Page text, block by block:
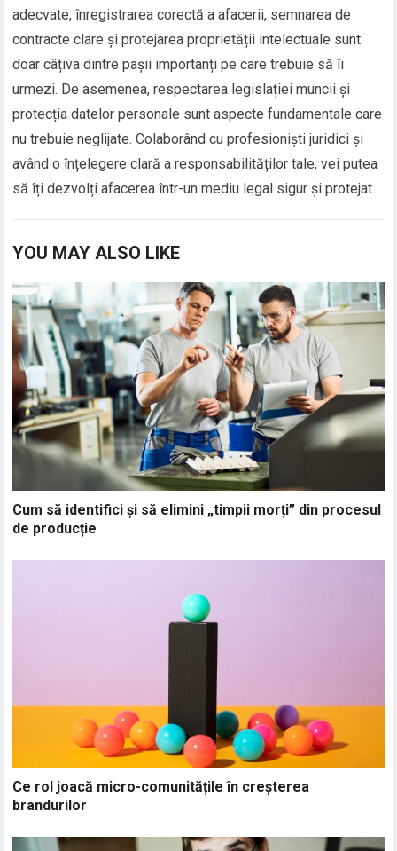
adecvate, înregistrarea corectă a afacerii, semnarea de
contracte clare și protejarea proprietății intelectuale sunt
doar câțiva dintre pașii importanți pe care trebuie să îi
urmezi. De asemenea, respectarea legislației muncii și
protecția datelor personale sunt aspecte fundamentale care
nu trebuie neglijate. Colaborând cu profesioniști juridici și
având o înțelegere clară a responsabilităților tale, vei putea
să îți dezvolți afacerea într-un mediu legal sigur și protejat.
YOU MAY ALSO LIKE
Cum să identifici și să elimini „timpii morți” din procesul
de producție
Ce rol joacă micro-comunitățile în creșterea
brandurilor